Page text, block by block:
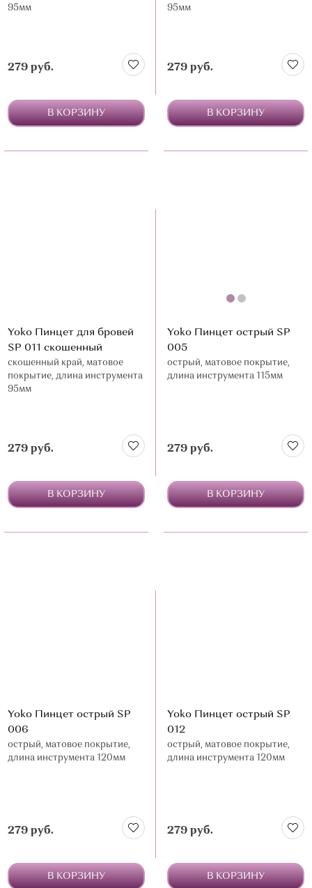
95мм
279 руб.
В КОРЗИНУ
95мм
279 руб.
В КОРЗИНУ
Yoko Пинцет для бровей
SP 011 скошенный
скошенный край, матовое
покрытие, длина инструмента
95мм
279 руб.
В КОРЗИНУ
Yoko Пинцет острый SP
005
острый, матовое покрытие,
длина инструмента 115мм
279 руб.
В КОРЗИНУ
Yoko Пинцет острый SP
006
острый, матовое покрытие,
длина инструмента 120мм
279 руб.
В КОРЗИНУ
Yoko Пинцет острый SP
012
острый, матовое покрытие,
длина инструмента 120мм
279 руб.
В КОРЗИНУ